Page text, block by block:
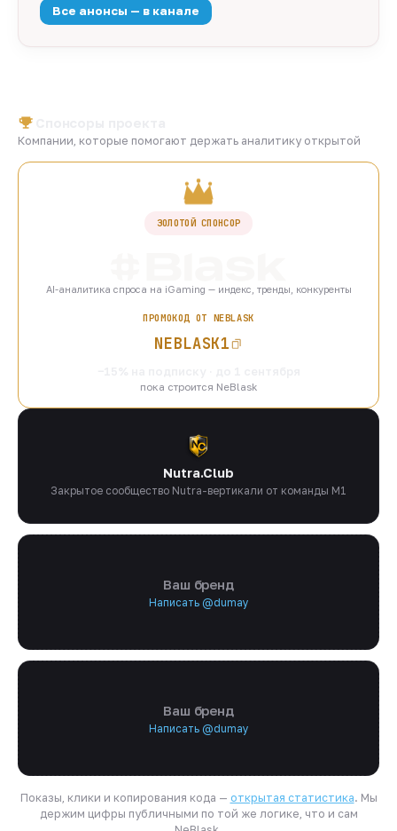
Все анонсы — в канале
Компании, которые помогают держать аналитику открытой
ЗОЛОТОЙ СПОНСОР
AI-аналитика спроса на iGaming — индекс, тренды, конкуренты
ПРОМОКОД ОТ NEBLASK
NEBLASK1
пока строится NeBlask
Nutra.Club
Закрытое сообщество Nutra-вертикали от команды M1
Ваш бренд
Написать @dumay
Ваш бренд
Написать @dumay
Показы, клики и копирования кода — открытая статистика. Мы
держим цифры публичными по той же логике, что и сам